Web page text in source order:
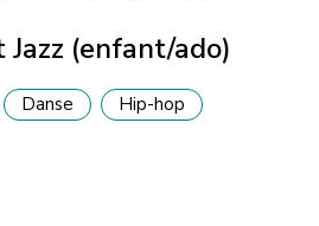
(enfant/ado)
Danse
Hip-hop